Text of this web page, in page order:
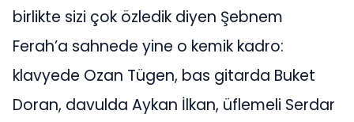
birlikte sizi çok özledik diyen Şebnem
Ferah’a sahnede yine o kemik kadro:
klavyede Ozan Tügen, bas gitarda Buket
Doran, davulda Aykan İlkan, üflemeli Serdar